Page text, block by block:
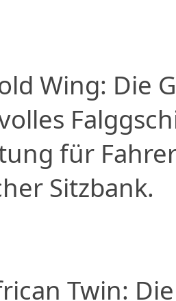
Wing: Die
für
Sitzbank.
Twin: